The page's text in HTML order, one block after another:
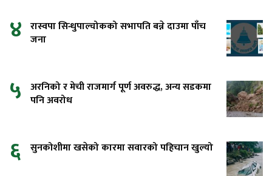
४ रास्वपा सिन्धुपाल्चोकको सभापति बन्ने दाउमा पाँच
जना
५ अरनिको र मेची राजमार्ग पूर्ण अवरुद्ध, अन्य सडकमा
पनि अवरोध
६ सुनकोशीमा खसेको कारमा सवारको पहिचान खुल्यो